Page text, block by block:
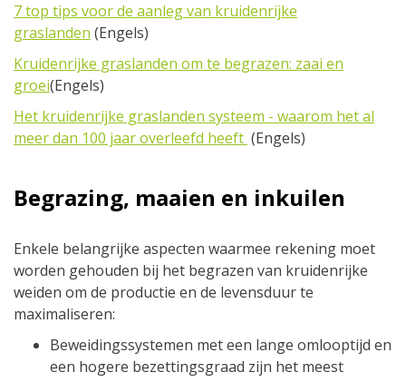
7 top tips voor de aanleg van kruidenrijke
graslanden (Engels)
Kruidenrijke graslanden om te begrazen: zaai en
groei(Engels)
Het kruidenrijke graslanden systeem - waarom het al
meer dan 100 jaar overleefd heeft (Engels)
Begrazing, maaien en inkuilen
Enkele belangrijke aspecten waarmee rekening moet
worden gehouden bij het begrazen van kruidenrijke
weiden om de productie en de levensduur te
maximaliseren:
Beweidingssystemen met een lange omlooptijd en
een hogere bezettingsgraad zijn het meest